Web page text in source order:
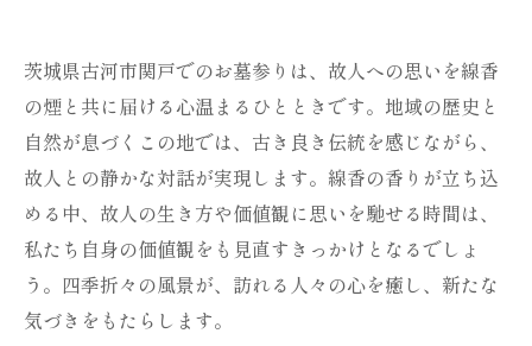
茨城県古河市関戸でのお墓参りは、故人への思いを線香
の煙と共に届ける心温まるひとときです。地域の歴史と
自然が息づくこの地では、古き良き伝統を感じながら、
故人との静かな対話が実現します。線香の香りが立ち込
める中、故人の生き方や価値観に思いを馳せる時間は、
私たち自身の価値観をも見直すきっかけとなるでしょ
う。四季折々の風景が、訪れる人々の心を癒し、新たな
気づきをもたらします。